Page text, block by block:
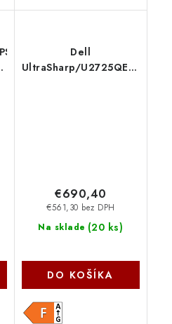
FHD/100Hz/1ms/Black/3R
Dell
UltraSharp/U2725QE/27''/
Na sklade (20 ks)
€561,30 bez DPH
€690,40
DO KOŠÍKA